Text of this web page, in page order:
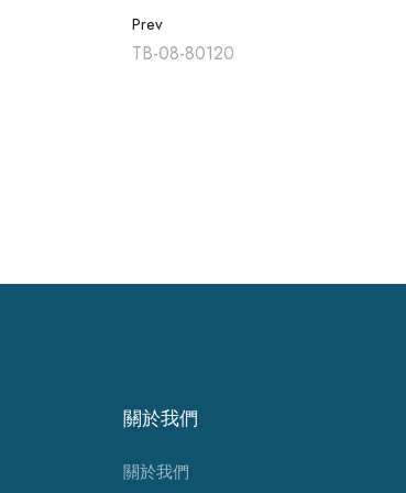
Prev
TB-08-80120
關於我們
關於我們